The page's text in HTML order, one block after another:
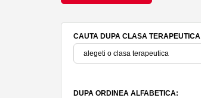
CAUTA DUPA CLASA TERAPEUTICA
DUPA ORDINEA ALFABETICA: